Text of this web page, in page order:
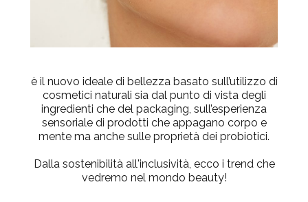
è il nuovo ideale di bellezzabasato sull’utilizzo di
cosmetici naturali sia dal punto di vista degli
ingredienti che del packaging, sull’esperienza
sensoriale di prodotti che appagano corpo e
mente ma anche sulle proprietà dei probiotici.
Dalla sostenibilità all'inclusività, ecco i trend che
vedremo nel mondo beauty!